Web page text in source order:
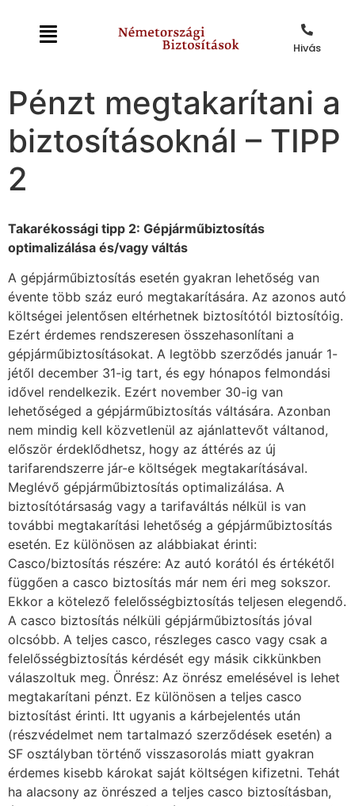
Hivás
Pénzt megtakarítani a
biztosításoknál – TIPP
2
Takarékossági tipp 2: Gépjárműbiztosítás
optimalizálása és/vagy váltás
A gépjárműbiztosítás esetén gyakran lehetőség van
évente több száz euró megtakarítására. Az azonos autó
költségei jelentősen eltérhetnek biztosítótól biztosítóig.
Ezért érdemes rendszeresen összehasonlítani a
gépjárműbiztosításokat. A legtöbb szerződés január 1-
jétől december 31-ig tart, és egy hónapos felmondási
idővel rendelkezik. Ezért november 30-ig van
lehetőséged a gépjárműbiztosítás váltására. Azonban
nem mindig kell közvetlenül az ajánlattevőt váltanod,
először érdeklődhetsz, hogy az áttérés az új
tarifarendszerre jár-e költségek megtakarításával.
Meglévő gépjárműbiztosítás optimalizálása. A
biztosítótársaság vagy a tarifaváltás nélkül is van
további megtakarítási lehetőség a gépjárműbiztosítás
esetén. Ez különösen az alábbiakat érinti:
Casco/biztosítás részére: Az autó korától és értékétől
függően a casco biztosítás már nem éri meg sokszor.
Ekkor a kötelező felelősségbiztosítás teljesen elegendő.
A casco biztosítás nélküli gépjárműbiztosítás jóval
olcsóbb. A teljes casco, részleges casco vagy csak a
felelősségbiztosítás kérdését egy másik cikkünkben
válaszoltuk meg. Önrész: Az önrész emelésével is lehet
megtakarítani pénzt. Ez különösen a teljes casco
biztosítást érinti. Itt ugyanis a kárbejelentés után
(részvédelmet nem tartalmazó szerződések esetén) a
SF osztályban történő visszasorolás miatt gyakran
érdemes kisebb károkat saját költségen kifizetni. Tehát
ha alacsony az önrészed a teljes casco biztosításban,